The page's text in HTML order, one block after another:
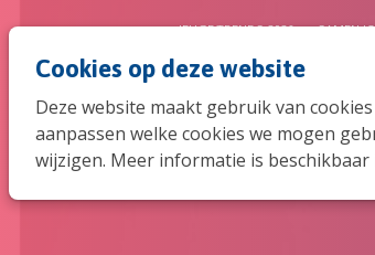
Cookies op deze website
Deze website maakt gebruik van
aanpassen welke cookies we mogen
wijzigen. Meer informatie is beschikbaar
JEUGDTRENDS 2026 SAMEN